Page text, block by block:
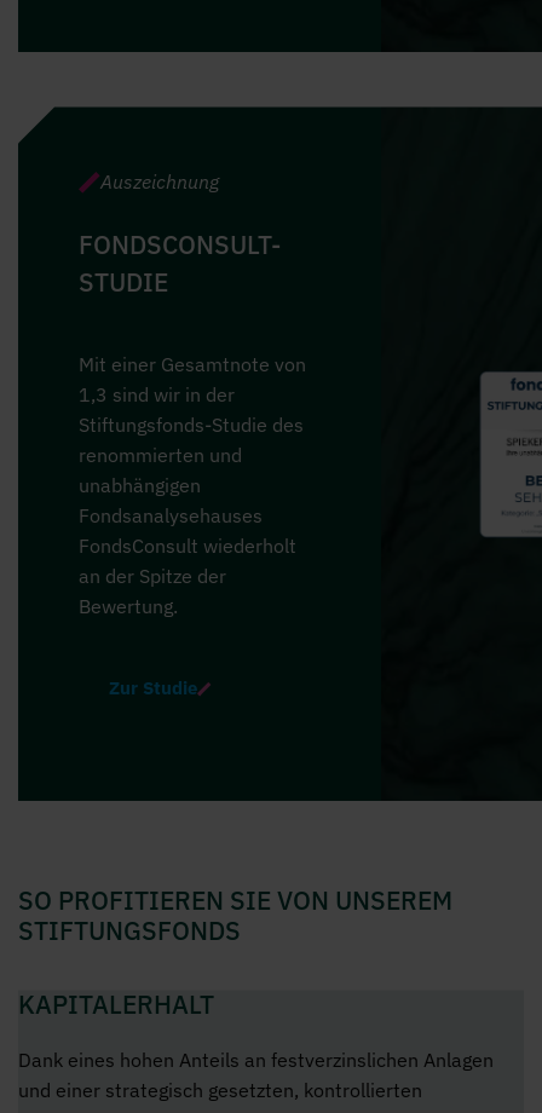
Auszeichnung
FONDSCONSULT-
STUDIE
Mit einer Gesamtnote von
1,3 sind wir in der
Stiftungsfonds-Studie des
renommierten und
unabhängigen
Fondsanalysehauses
FondsConsult wiederholt
an der Spitze der
Bewertung.
Zur Studie
SO PROFITIEREN SIE VON UNSEREM
STIFTUNGSFONDS
KAPITALERHALT
Dank eines hohen Anteils an festverzinslichen Anlagen
und einer strategisch gesetzten, kontrollierten